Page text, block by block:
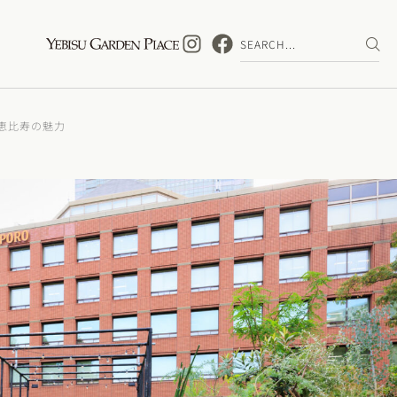
比寿の魅力